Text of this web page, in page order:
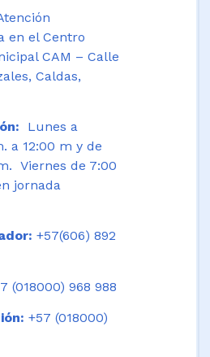
en el Centro
CAM – Calle
Caldas,
Lunes a
a 12:00 m y de
Viernes de 7:00
jornada
+57(606) 892
(018000) 968 988
+57 (018000)